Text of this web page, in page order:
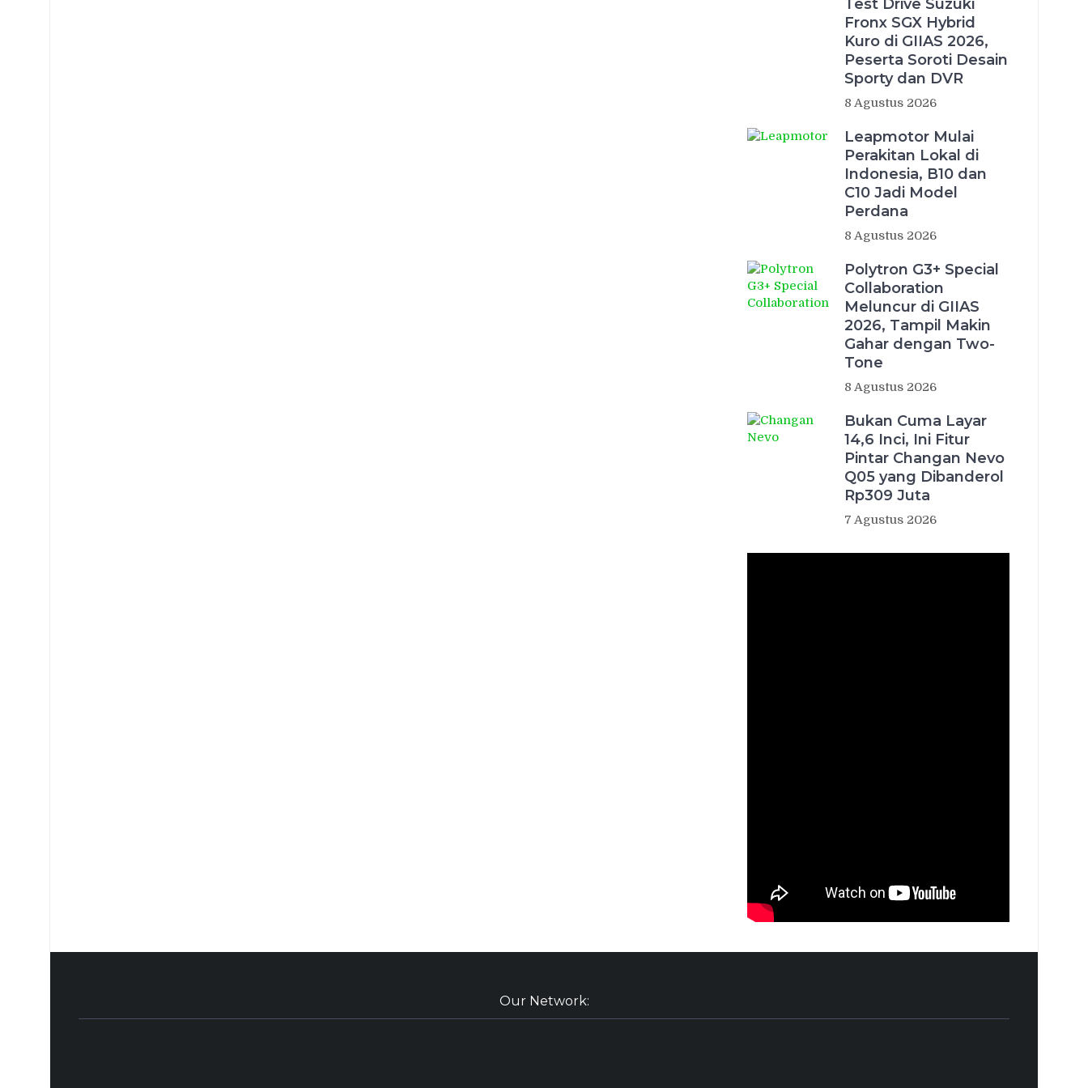
Test Drive Suzuki
Fronx SGX Hybrid
Kuro di GIIAS 2026,
Peserta Soroti Desain
Sporty dan DVR
8 Agustus 2026
Leapmotor Mulai
Perakitan Lokal di
Indonesia, B10 dan
C10 Jadi Model
Perdana
8 Agustus 2026
Polytron G3+ Special
Collaboration
Meluncur di GIIAS
2026, Tampil Makin
Gahar dengan Two-
Tone
8 Agustus 2026
Bukan Cuma Layar
14,6 Inci, Ini Fitur
Pintar Changan Nevo
Q05 yang Dibanderol
Rp309 Juta
7 Agustus 2026
Our Network: